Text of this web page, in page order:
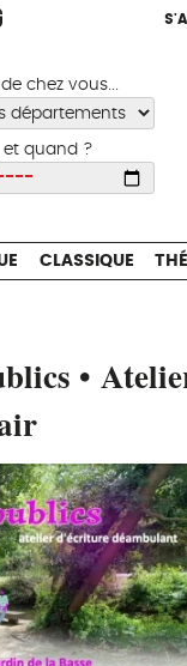
de chez vous...
et quand ?
CLASSIQUE
•